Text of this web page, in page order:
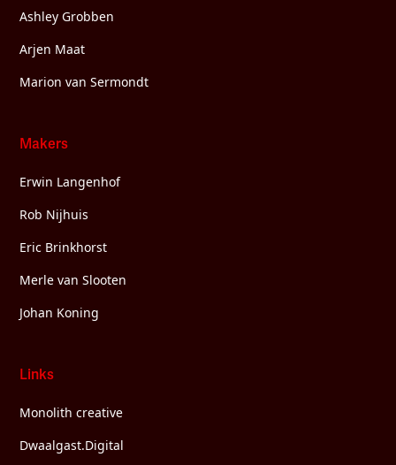
Ashley Grobben
Arjen Maat
Marion van Sermondt
Makers
Erwin Langenhof
Rob Nijhuis
Eric Brinkhorst
Merle van Slooten
Johan Koning
Links
Monolith creative
Dwaalgast.Digital